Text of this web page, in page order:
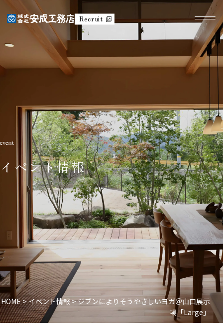
Recruit
イベント情報
HOME>イベント情報>ジブンによりそうやさしいヨガ＠山口展示
場「Large」